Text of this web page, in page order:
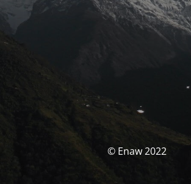
© Enaw 2022